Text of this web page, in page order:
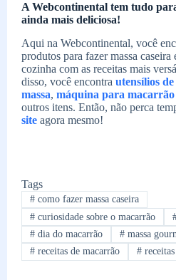
A Webcontinental tem tudo
ainda mais deliciosa!
Aqui na Webcontinental, você
produtos para fazer massa caseira
cozinha com as receitas mais
disso, você encontra utensílios
massa, máquina para macarrão
outros itens. Então, não perca
site agora mesmo!
Tags
#como fazer massa caseira
#curiosidade sobre o macarrão
#dia do macarrão #massa
#receitas de macarrão #receitas